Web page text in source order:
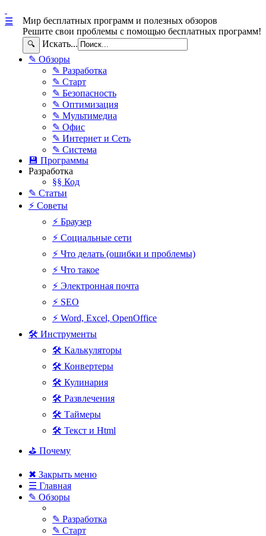
Мир бесплатных программ и полезных обзоров
Решите свои проблемы с помощью бесплатных программ!
🔍 Искать...
☰
✎ Обзоры
✎ Разработка
✎ Старт
✎ Безопасность
✎ Оптимизация
✎ Мультимедиа
✎ Офис
✎ Интернет и Сеть
✎ Система
💾 Программы
Разработка
§§ Код
✎ Статьи
⚡ Советы
⚡ Браузер
⚡ Социальные сети
⚡ Что делать (ошибки и проблемы)
⚡ Что такое
⚡ Электронная почта
⚡ SEO
⚡ Word, Excel, OpenOffice
🛠 Инструменты
🛠 Калькуляторы
🛠 Конвертеры
🛠 Кулинария
🛠 Развлечения
🛠 Таймеры
🛠 Текст и Html
⛳ Почему
✖ Закрыть меню
☰ Главная
✎ Обзоры
✎ Разработка
✎ Старт